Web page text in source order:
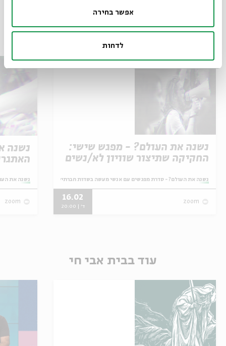
אפשר בחירה
לדחות
אירועים נוספים בסדרה
נשנה את העולם? - מפגש שישי:
החקיקה שתיצור שוויון לא/נשים
מתוך:
נשנה את העולם? - סדרת מפגשים עם אנשי מעשה בשדות חברתיים מגוונים
zoom
16.02
ד' | 20:00
נשנה
מתוך:
נשנה את
zoom
עוד בבית אבי חי